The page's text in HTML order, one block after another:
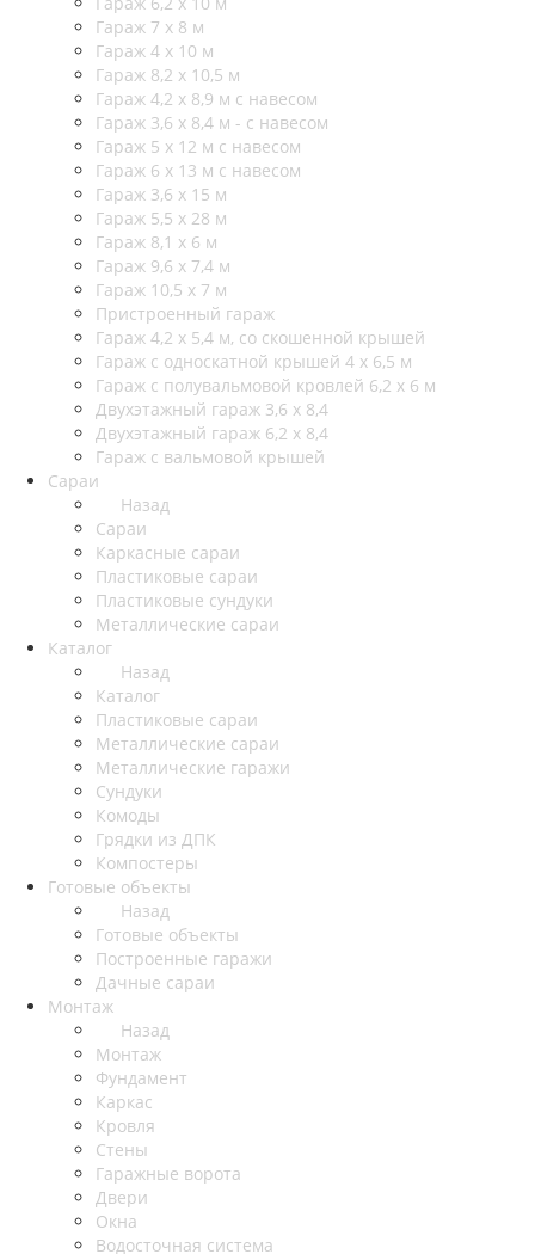
Гараж 7 х 8 м
Гараж 4 х 10 м
Гараж 8,2 х 10,5 м
Гараж 4,2 х 8,9 м с навесом
Гараж 3,6 х 8,4 м - с навесом
Гараж 5 х 12 м с навесом
Гараж 6 х 13 м с навесом
Гараж 3,6 х 15 м
Гараж 5,5 х 28 м
Гараж 8,1 х 6 м
Гараж 9,6 х 7,4 м
Гараж 10,5 х 7 м
Пристроенный гараж
Гараж 4,2 х 5,4 м, со скошенной крышей
Гараж с односкатной крышей 4 х 6,5 м
Гараж с полувальмовой кровлей 6,2 х 6 м
Двухэтажный гараж 3,6 х 8,4
Двухэтажный гараж 6,2 х 8,4
Гараж с вальмовой крышей
Сараи
Назад
Сараи
Каркасные сараи
Пластиковые сараи
Пластиковые сундуки
Металлические сараи
Каталог
Назад
Каталог
Пластиковые сараи
Металлические сараи
Металлические гаражи
Сундуки
Комоды
Грядки из ДПК
Компостеры
Готовые объекты
Назад
Готовые объекты
Построенные гаражи
Дачные сараи
Монтаж
Назад
Монтаж
Фундамент
Каркас
Кровля
Стены
Гаражные ворота
Двери
Окна
Водосточная система